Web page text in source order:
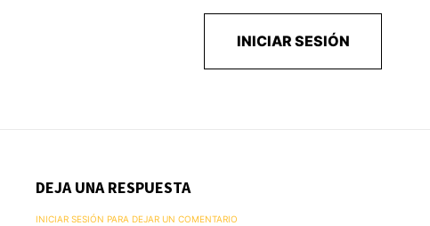
INICIAR SESIÓN
DEJA UNA RESPUESTA
INICIAR SESIÓN PARA DEJAR UN COMENTARIO